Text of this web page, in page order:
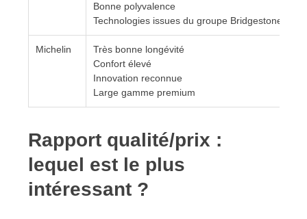
Bonne polyvalence
Technologies issues du groupe Bridgestone
Michelin
Très bonne longévité
Confort élevé
Innovation reconnue
Large gamme premium
Rapport qualité/prix :
lequel est le plus
intéressant ?